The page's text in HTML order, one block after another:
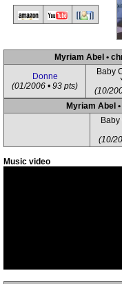
Myriam Abel •
Donne
(01/2006 • 93 pts)
Baby
(10/
Myriam Abel
(10/
Music video